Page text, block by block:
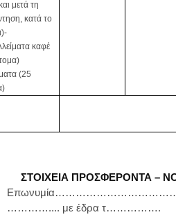
μετά τη
κατά το
καφέ
(25
ΣΤΟΙΧΕΙΑ ΠΡΟΣΦΕΡΟΝΤΑ –
………….... με έδρα τ…………….